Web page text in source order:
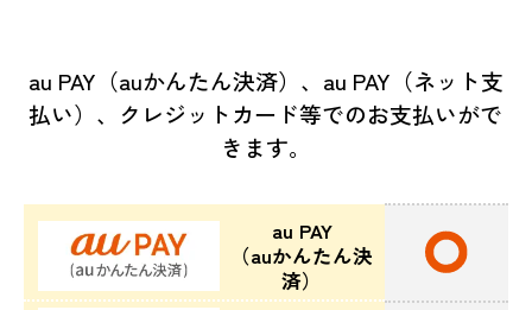
au PAY（auかんたん決済）、au PAY（ネット支
払い）、クレジットカード等でのお支払いがで
きます。
au PAY
（auかんたん決
済）